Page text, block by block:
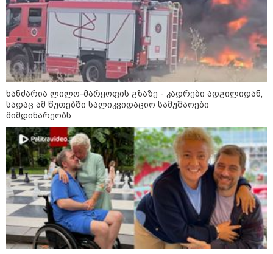
11:36 / 08-08-2026
წელიწადნახევარში საქართველოში 164
ადამიანი დაიკარგა - 57 პირს ამ დრომდე
ეძებენ
ხანძარია ლილო-მარყოფის გზაზე - კადრები ადგილიდან,
სადაც ამ წუთებში სალიკვიდაციო სამუშაოები
მიმდინარეობს